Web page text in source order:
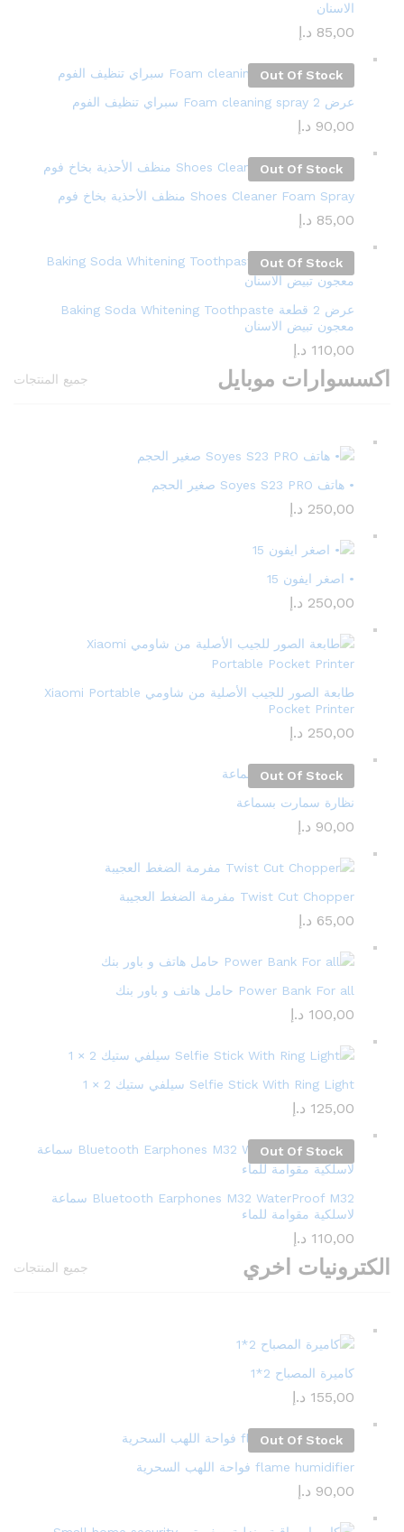
الاسنان
85,00 د.إ
Out Of Stock
عرض 2 Foam cleaning spray سبراي تنظيف الفوم
90,00 د.إ
Out Of Stock
Shoes Cleaner Foam Spray منظف ​​الأحذية بخاخ فوم
85,00 د.إ
Out Of Stock
عرض 2 قطعة Baking Soda Whitening Toothpaste
معجون تبيض الاسنان
110,00 د.إ
اكسسوارات موبايل جميع المنتجات
• هاتف Soyes S23 PRO صغير الحجم
250,00 د.إ
• اصغر ايفون 15
250,00 د.إ
طابعة الصور للجيب الأصلية من شاومي Xiaomi Portable
Pocket Printer
250,00 د.إ
Out Of Stock
نظارة سمارت بسماعة
90,00 د.إ
Twist Cut Chopper مفرمة الضغط العجيبة
65,00 د.إ
Power Bank For all حامل هاتف و باور بنك
100,00 د.إ
Selfie Stick With Ring Light سيلفي ستيك 2 × 1
125,00 د.إ
Out Of Stock
Bluetooth Earphones M32 WaterProof M32 سماعة
لاسلكية مقوامة للماء
110,00 د.إ
الكترونيات اخري جميع المنتجات
كاميرة المصباح 2*1
155,00 د.إ
Out Of Stock
flame humidifier فواحة اللهب السحرية
90,00 د.إ